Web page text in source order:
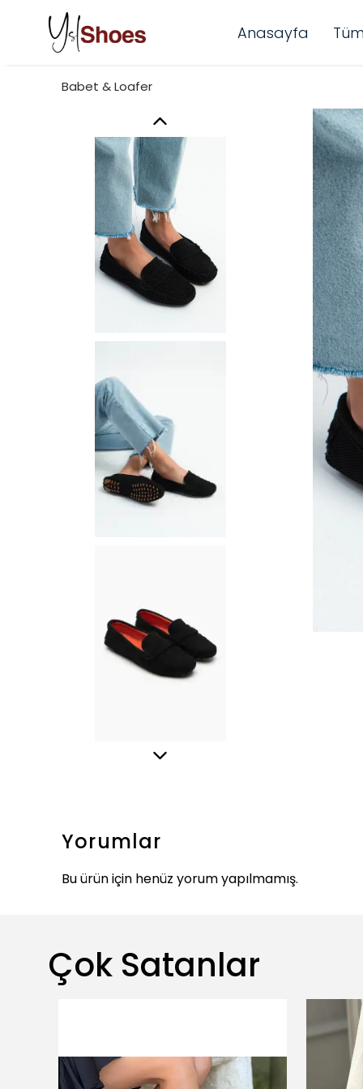
Anasayfa
Babet & Loafer
Yorumlar
Bu ürün için henüz yorum yapılmamış.
Çok Satanlar